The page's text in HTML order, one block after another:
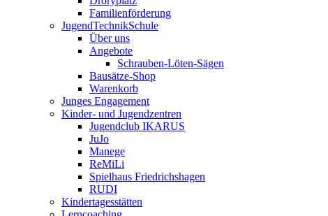
Familienförderung
JugendTechnikSchule
Über uns
Angebote
Schrauben-Löten-Sägen
Bausätze-Shop
Warenkorb
Junges Engagement
Kinder- und Jugendzentren
Jugendclub IKARUS
JuJo
Manege
ReMiLi
Spielhaus Friedrichshagen
RUDI
Kindertagesstätten